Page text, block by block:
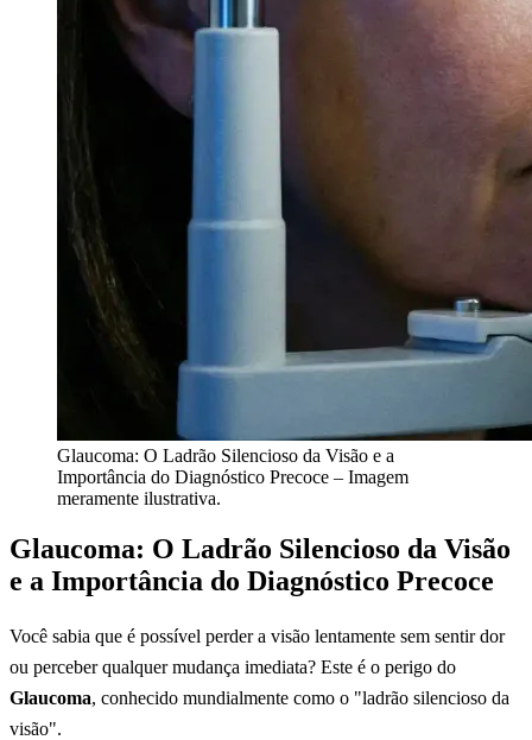
Glaucoma: O Ladrão Silencioso da Visão e a
Importância do Diagnóstico Precoce – Imagem
meramente ilustrativa.
Glaucoma: O Ladrão Silencioso da Visão
e a Importância do Diagnóstico Precoce
Você sabia que é possível perder a visão lentamente sem sentir dor
ou perceber qualquer mudança imediata? Este é o perigo do
Glaucoma, conhecido mundialmente como o "ladrão silencioso da
visão".